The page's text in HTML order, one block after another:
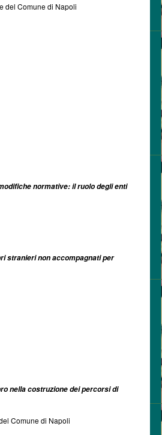
del Comune di Napoli
normative: il ruolo degli enti
stranieri non accompagnati per
nella costruzione dei percorsi di
Comune di Napoli